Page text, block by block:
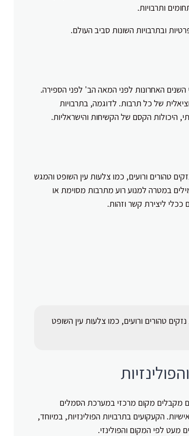
ותרבויות.
ובתרבויות השונות סביב העולם.
האחרונות לפני המאה הב' לפני הספירה.
של כל תרבות. לדוגמה, בתרבויות
היכולות הקסם של הקשיחות והישראליות.
טהורים ורועים, כמו צלעות עין השופט והמגש
במטרה למנוע רוע מתרבות מסוימת או
ככלי ליצירת קשר וזהות.
טהורים ורועים, כמו צלעות עין השופט
מקבלים מקום מרכזי במערכת הסמלים
הקעקועים בתרבויות הפולינזיות, במיוחד,
מעט לפי המקום והפולינזי.